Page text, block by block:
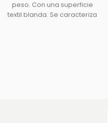
peso. Con una superficie
textil blanda. Se caracteriza